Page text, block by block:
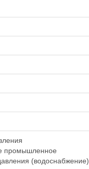
промышленное
(водоснабжение)